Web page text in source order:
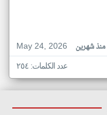
May 24, 2026
منذ شهرين
عدد الكلمات: ٢٥٤